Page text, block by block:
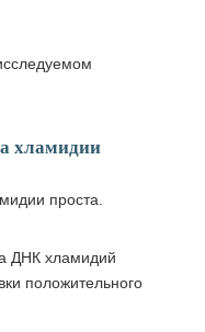
хламидии
проста.
ДНК хламидий
положительного